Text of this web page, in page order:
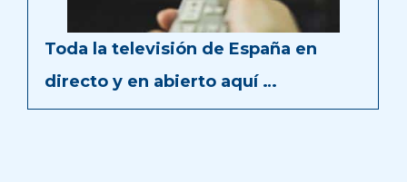
Toda la televisión de España en
directo y en abierto aquí …